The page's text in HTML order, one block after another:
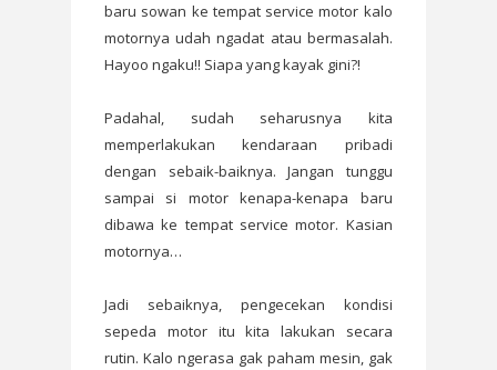
baru sowan ke tempat service motor kalo
motornya udah ngadat atau bermasalah.
Hayoo ngaku!! Siapa yang kayak gini?!
Padahal, sudah seharusnya kita
memperlakukan kendaraan pribadi
dengan sebaik-baiknya. Jangan tunggu
sampai si motor kenapa-kenapa baru
dibawa ke tempat service motor. Kasian
motornya…
Jadi sebaiknya, pengecekan kondisi
sepeda motor itu kita lakukan secara
rutin. Kalo ngerasa gak paham mesin, gak